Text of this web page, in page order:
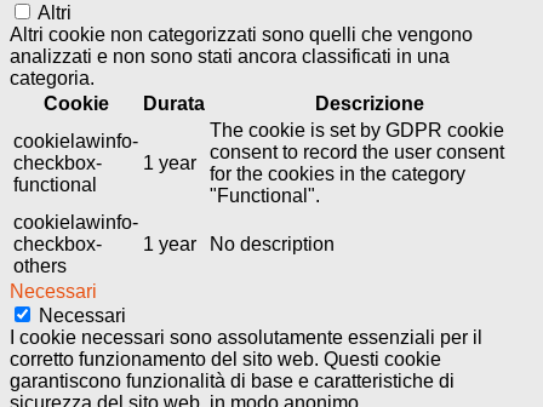
Altri
Altri cookie non categorizzati sono quelli che vengono
analizzati e non sono stati ancora classificati in una
categoria.
Cookie
Durata
Descrizione
cookielawinfo-
checkbox-
functional
1 year
The cookie is set by GDPR cookie
consent to record the user consent
for the cookies in the category
"Functional".
cookielawinfo-
checkbox-
others
1 year No description
Necessari
Necessari
I cookie necessari sono assolutamente essenziali per il
corretto funzionamento del sito web. Questi cookie
garantiscono funzionalità di base e caratteristiche di
sicurezza del sito web, in modo anonimo.